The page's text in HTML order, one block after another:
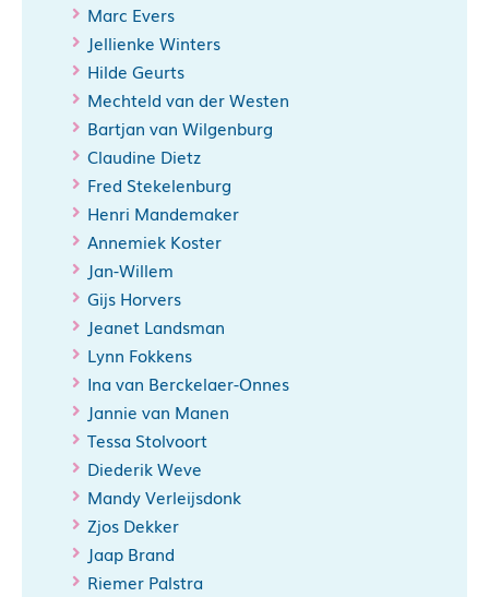
Marc Evers
Jellienke Winters
Hilde Geurts
Mechteld van der Westen
Bartjan van Wilgenburg
Claudine Dietz
Fred Stekelenburg
Henri Mandemaker
Annemiek Koster
Jan-Willem
Gijs Horvers
Jeanet Landsman
Lynn Fokkens
Ina van Berckelaer-Onnes
Jannie van Manen
Tessa Stolvoort
Diederik Weve
Mandy Verleijsdonk
Zjos Dekker
Jaap Brand
Riemer Palstra